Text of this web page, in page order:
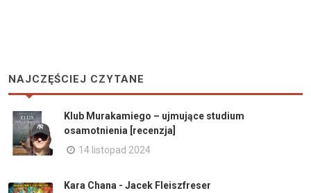
NAJCZĘŚCIEJ CZYTANE
Klub Murakamiego – ujmujące studium
osamotnienia [recenzja]
14 listopad 2024
Kara Chana - Jacek Fleiszfreser